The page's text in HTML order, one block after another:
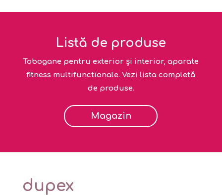
Listă de produse
Tobogane pentru exterior și interior, aparate
fitness multifunctionale. Vezi lista completă
de produse.
Magazin
dupex